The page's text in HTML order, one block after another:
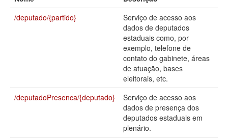
Planejamento
Catálogo de dados
Legislação
/deputado/{partido}
Serviço de acesso aos
dados de deputados
estaduais como, por
exemplo, telefone de
contato do gabinete, áreas
de atuação, bases
eleitorais, etc.
/deputadoPresenca/{deputado}
Serviço de acesso aos
dados de presença dos
deputados estaduais em
plenário.